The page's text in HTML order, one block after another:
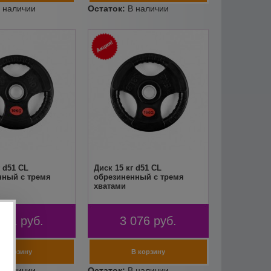
d51 CL
с тремя
руб.
Диск 15 кг d51 CL
обрезиненный с тремя
хватами
3 076 руб.